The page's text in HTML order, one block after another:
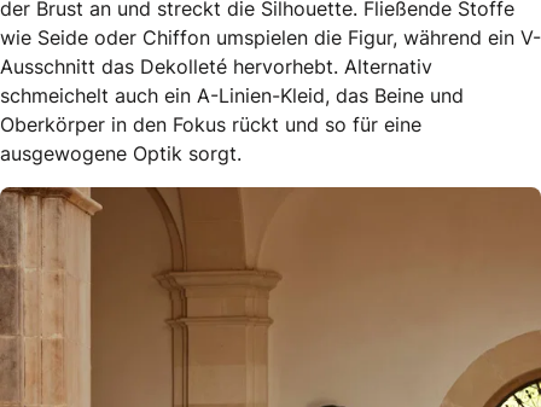
der Brust an und streckt die Silhouette. Fließende Stoffe
wie Seide oder Chiffon umspielen die Figur, während ein V-
Ausschnitt das Dekolleté hervorhebt. Alternativ
schmeichelt auch ein A-Linien-Kleid, das Beine und
Oberkörper in den Fokus rückt und so für eine
ausgewogene Optik sorgt.